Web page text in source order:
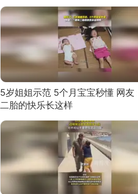
5岁姐姐示范 5个月宝宝秒懂 网友
二胎的快乐长这样